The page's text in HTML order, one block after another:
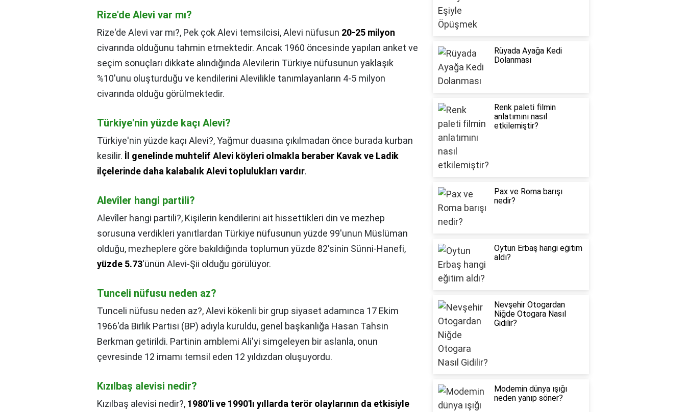
Rize'de Alevi var mı?
Rize'de Alevi var mı?, Pek çok Alevi temsilcisi, Alevi nüfusun 20-25 milyon
civarında olduğunu tahmin etmektedir. Ancak 1960 öncesinde yapılan anket ve
seçim sonuçları dikkate alındığında Alevilerin Türkiye nüfusunun yaklaşık
%10'unu oluşturduğu ve kendilerini Alevilikle tanımlayanların 4-5 milyon
civarında olduğu görülmektedir.
Türkiye'nin yüzde kaçı Alevi?
Türkiye'nin yüzde kaçı Alevi?,Yağmur duasına çıkılmadan önce burada kurban
kesilir. İl genelinde muhtelif Alevi köyleri olmakla beraber Kavak ve Ladik
ilçelerinde daha kalabalık Alevi toplulukları vardır.
Alevîler hangi partili?
Alevîler hangi partili?, Kişilerin kendilerini ait hissettikleri din ve mezhep
sorusuna verdikleri yanıtlardan Türkiye nüfusunun yüzde 99'unun Müslüman
olduğu, mezheplere göre bakıldığında toplumun yüzde 82'sinin Sünni-Hanefi,
yüzde 5.73'ünün Alevi-Şii olduğu görülüyor.
Tunceli nüfusu neden az?
Tunceli nüfusu neden az?,Alevi kökenli bir grup siyaset adamınca 17 Ekim
1966'da Birlik Partisi (BP) adıyla kuruldu, genel başkanlığa Hasan Tahsin
Berkman getirildi. Partinin amblemi Ali'yi simgeleyen bir aslanla, onun
çevresinde 12 imamı temsil eden 12 yıldızdan oluşuyordu.
Kızılbaş alevisi nedir?
Kızılbaş alevisi nedir?, 1980'li ve 1990'lı yıllarda terör olaylarının da etkisiyle
Rüyada Ayağa Kedi
Dolanması
Renk paleti filmin
anlatımını nasıl
etkilemiştir?
Pax ve Roma barışı
nedir?
Oytun Erbaş hangi eğitim
aldı?
Nevşehir Otogardan
Niğde Otogara Nasıl
Gidilir?
Modemin dünya ışığı
neden yanıp söner?